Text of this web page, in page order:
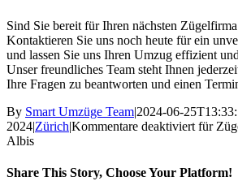
Sind Sie bereit für Ihren nächsten
Kontaktieren Sie uns noch heute für ein
und lassen Sie uns Ihren Umzug effizient
Unser freundliches Team steht Ihnen
Ihre Fragen zu beantworten und einen
By Smart Umzüge Team|2024-06-
2024|Zürich|Kommentare deaktiviert für
Albis
Share This Story, Choose Your Platform!